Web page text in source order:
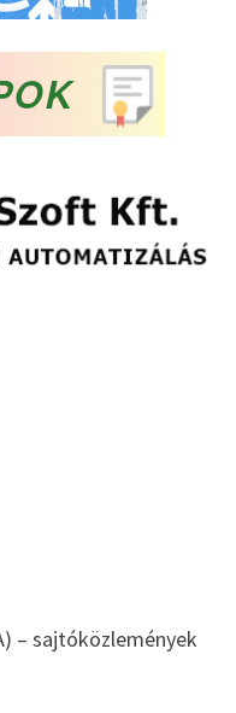
– sajtóközlemények